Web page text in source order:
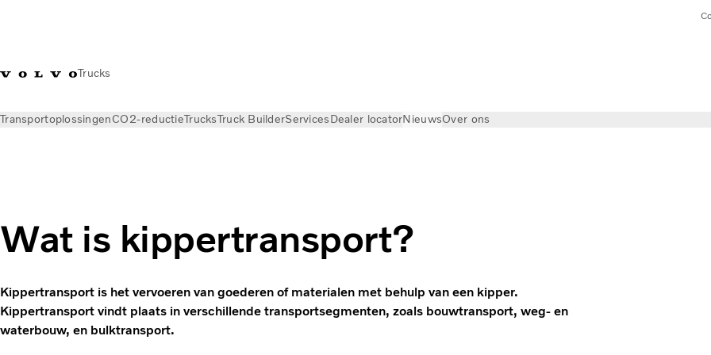
Trucks
TransportoplossingenCO2-reductieTrucksTruck BuilderServicesDealer locatorNieuwsOver ons
Wat is kippertransport?
Kippertransport is het vervoeren van goederen of materialen met behulp van een kipper.
Kippertransport vindt plaats in verschillende transportsegmenten, zoals bouwtransport, weg- en
waterbouw, en bulktransport.